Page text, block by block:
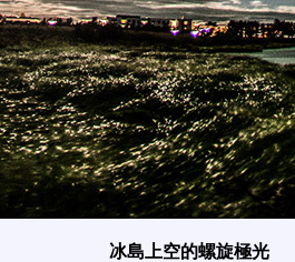
冰島上空的螺旋極光